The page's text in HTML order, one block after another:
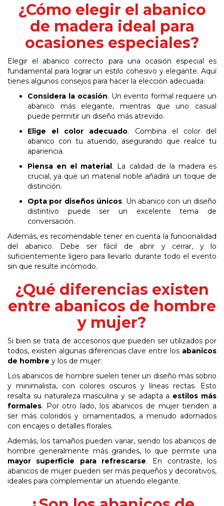
¿Cómo elegir el abanico
de madera ideal para
ocasiones especiales?
Elegir el abanico correcto para una ocasión especial es
fundamental para lograr un estilo cohesivo y elegante. Aquí
tienes algunos consejos para hacer la elección adecuada:
Considera la ocasión. Un evento formal requiere un
abanico más elegante, mientras que uno casual
puede permitir un diseño más atrevido.
Elige
el color adecuado. Combina el color del
abanico con tu atuendo, asegurando que realce tu
apariencia.
Piensa en el material. La calidad de la madera es
crucial, ya que un material noble añadirá un toque de
distinción.
Opta por diseños únicos. Un abanico con un diseño
distintivo puede ser un excelente tema de
conversación.
Además, es recomendable tener en cuenta la funcionalidad
del abanico. Debe ser fácil de abrir y cerrar, y lo
suficientemente ligero para llevarlo durante todo el evento
sin que resulte incómodo.
¿Qué diferencias existen
entre abanicos de hombre
y mujer?
Si bien se trata de accesorios que pueden ser utilizados por
todos, existen algunas diferencias clave entre los abanicos
de hombre y los de mujer:
Los abanicos de hombre suelen tener un diseño más sobrio
y minimalista, con colores oscuros y líneas rectas. Esto
resalta su naturaleza masculina y se adapta a estilos más
formales. Por otro lado, los abanicos de mujer tienden a
ser más coloridos y ornamentados, a menudo adornados
con encajes o detalles florales.
Además, los tamaños pueden variar, siendo los abanicos de
hombre generalmente más grandes, lo que permite una
mayor superficie para refrescarse. En contraste, los
abanicos de mujer pueden ser más pequeños y decorativos,
ideales para complementar un atuendo elegante.